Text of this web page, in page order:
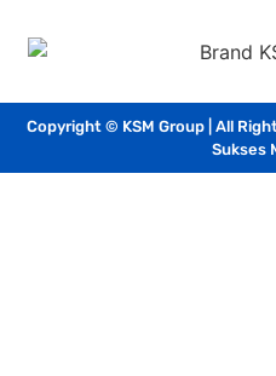
Copyright © KSM Group | All
Sukses